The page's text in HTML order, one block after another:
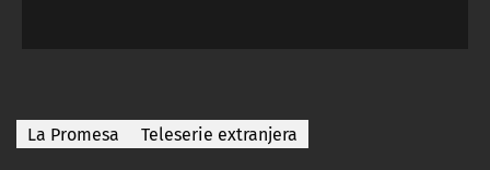
La Promesa Teleserie extranjera